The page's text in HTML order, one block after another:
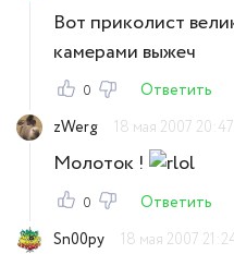
Вот приколист
камерами выжеч
0
Ответить
zWerg
18 мая 2007 20:47
Молоток !
0
Ответить
Sn00py
18 мая 2007